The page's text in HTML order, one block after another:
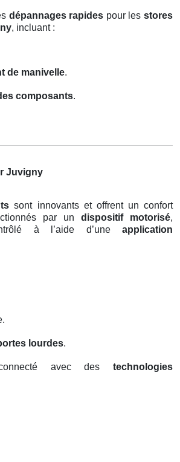
dépannages rapides pour lesstores
, incluant :
de manivelle.
composants.
Juvigny
sont innovants et offrent un confort
par un dispositif motorisé,
à l’aide d’une application
lourdes.
avec des technologies